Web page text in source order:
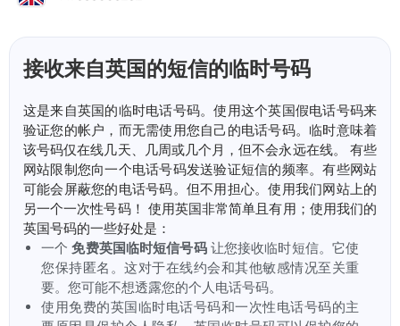
接收来自英国的短信的临时号码
这是来自英国的临时电话号码。使用这个英国假电话号码来
验证您的帐户，而无需使用您自己的电话号码。临时意味着
该号码仅在线几天、几周或几个月，但不会永远在线。 有些
网站限制您向一个电话号码发送验证短信的频率。有些网站
可能会屏蔽您的电话号码。但不用担心。使用我们网站上的
另一个一次性号码！ 使用英国非常简单且有用；使用我们的
英国号码的一些好处是：
一个免费英国临时短信号码让您接收临时短信。它使
您保持匿名。这对于在线约会和其他敏感情况至关重
要。您可能不想透露您的个人电话号码。
使用免费的英国临时电话号码和一次性电话号码的主